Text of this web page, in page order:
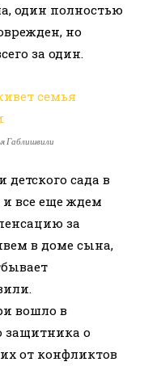
один полностью
но
за один.
Габлишвили
сада в
и все еще ждем
за
в доме сына,
вошло в
защитника о
от конфликтов